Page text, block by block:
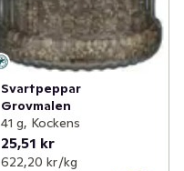
Svartpeppar
Grovmalen
41 g, Kockens
25,51 kr
622,20 kr /kg